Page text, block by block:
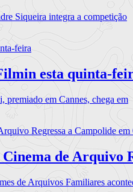
Siqueira integra a competição
esta quinta-
em Cannes, chega em
de Arquivo
de Arquivos Familiares